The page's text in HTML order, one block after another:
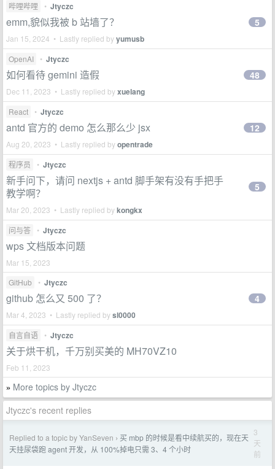
哔哩哔哩
• Jtyczc
emm,貌似我被 b 站墙了？
Jan 15, 2024 • Lastly replied byyumusb
5
OpenAI • Jtyczc
如何看待 gemini 造假
Dec 11, 2023 • Lastly replied byxuelang
48
React • Jtyczc
antd 官方的 demo 怎么那么少 jsx
Aug 20, 2023 • Lastly replied byopentrade
12
程序员 • Jtyczc
新手问下，请问 nextjs + antd 脚手架有没有手把手
教学啊？
Mar 20, 2023 • Lastly replied bykongkx
5
问与答 • Jtyczc
wps 文档版本问题
Mar 15, 2023
GitHub
• Jtyczc
github 怎么又 500 了？
Mar 4, 2023 • Lastly replied bysl0000
4
自言自语 • Jtyczc
关于烘干机，千万别买美的 MH70VZ10
Feb 11, 2023
» More topics by Jtyczc
Jtyczc's recent replies
Replied to a topic by YanSeven › 买 mbp 的时候是看中续航买的，现在天
天挂尿袋跑 agent 开发，从 100%掉电只需 3、4 个小时
3
天
前